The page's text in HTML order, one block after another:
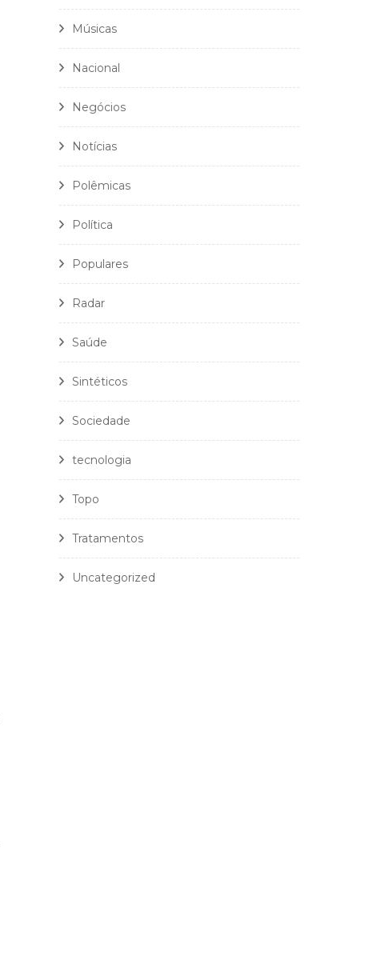
Músicas
Nacional
Negócios
Notícias
Polêmicas
Política
Populares
Radar
Saúde
Sintéticos
Sociedade
tecnologia
Topo
Tratamentos
Uncategorized